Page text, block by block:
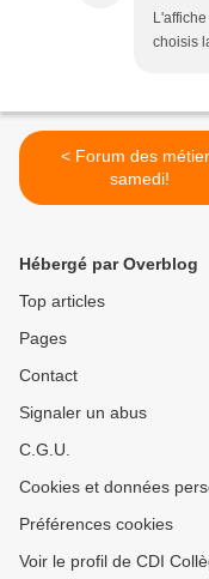
choisis
< Forum des métiers
samedi!
Hébergé par Overblog
Top articles
Pages
Contact
Signaler un abus
C.G.U.
Cookies et données
Préférences cookies
Voir le profil de CDI